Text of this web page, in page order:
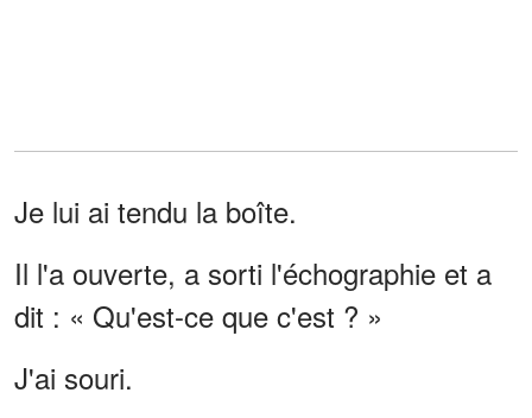
Je lui ai tendu la boîte.
Il l'a ouverte, a sorti l'échographie et a
dit : « Qu'est-ce que c'est ? »
J'ai souri.